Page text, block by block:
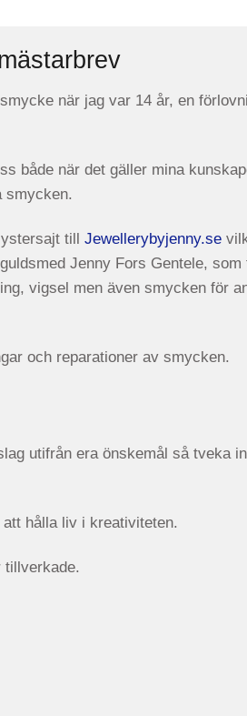
när jag var 14 år, en
både när det gäller mina
smycken.
till Jewellerybyjenny.se
Jenny Fors Gentele, som
vigsel men även smycken för
och reparationer av smycken.
utifrån era önskemål så tveka
hålla liv i kreativiteten.
tillverkade.